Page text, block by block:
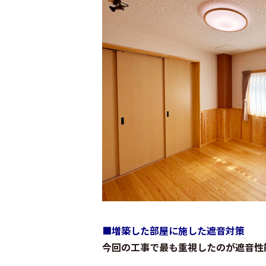
■増築した部屋に施した遮音対策
今回の工事で最も重視したのが遮音性